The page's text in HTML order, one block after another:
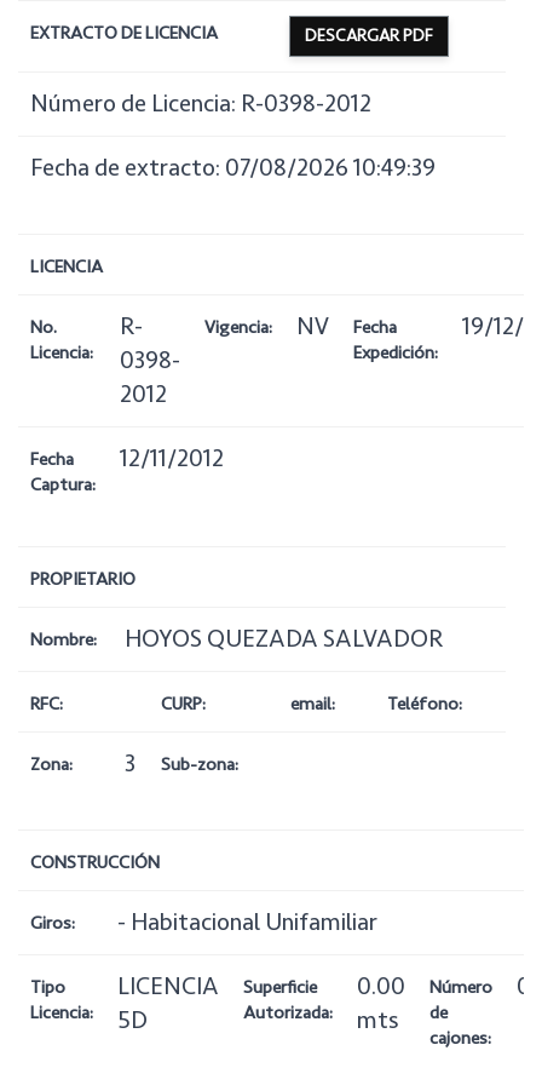
EXTRACTO DE LICENCIA DESCARGAR PDF
Número de Licencia: R-0398-2012
Fecha de extracto: 07/08/2026 10:49:39
LICENCIA
No.
Licencia:
R-
0398-
2012
Vigencia: NV
Fecha
Expedición:
19/12/
Fecha
Captura:
12/11/2012
PROPIETARIO
Nombre: HOYOS QUEZADA SALVADOR
RFC: CURP: email: Teléfono:
Zona: 3 Sub-zona:
CONSTRUCCIÓN
Giros: - Habitacional Unifamiliar
Tipo
Licencia:
LICENCIA
5D
Superficie
Autorizada:
0.00
mts
Número
de
cajones:
0